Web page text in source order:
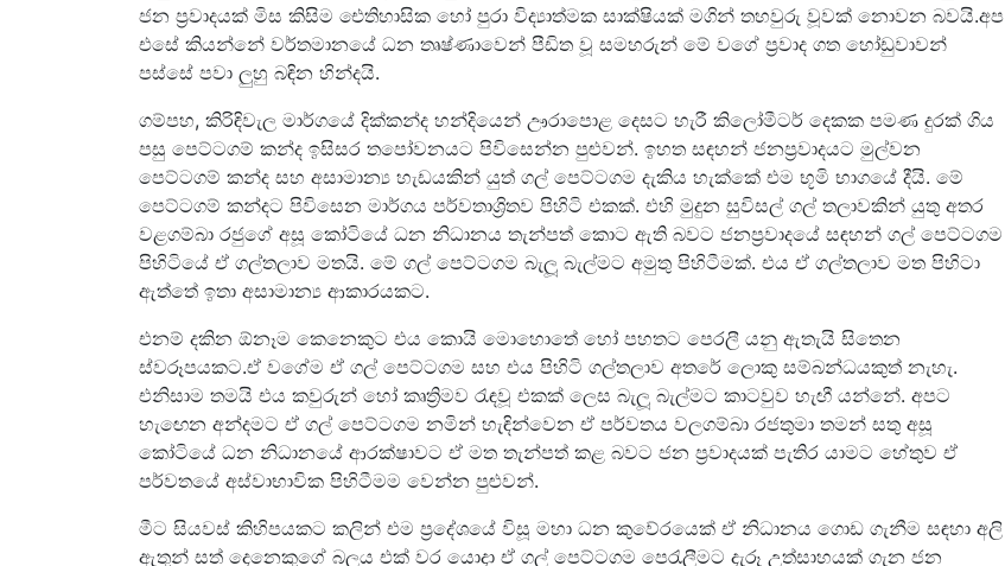
ජන ප්‍රවාදයක් මිස කිසිම ඓතිහාසික හෝ පුරා විද්‍යාත්මක සාක්ෂියක් මගින් තහවුරු වූවක් නොවන බවයි.අප
එසේ කියන්නේ වර්තමානයේ ධන තෘෂ්ණාවෙන් පීඩිත වූ සමහරුන් මේ වගේ ප්‍රවාද ගත හෝඩුවාවන්
පස්සේ පවා ලුහු බඳින හින්දයි.
ගම්පහ, කිරිඳිවැල මාර්ගයේ දික්කන්ද හන්දියෙන් ඌරාපොළ දෙසට හැරී කිලෝමීටර් දෙකක පමණ දුරක් ගිය
පසු පෙට්ටගම් කන්ද ඉසිසර තපෝවනයට පිවිසෙන්න පුළුවන්. ඉහත සඳහන් ජනප්‍රවාදයට මුල්වන
පෙට්ටගම් කන්ද සහ අසාමාන්‍ය හැඩයකින් යුත් ගල් පෙට්ටගම දැකිය හැක්කේ එම භූමි භාගයේ දීයි. මේ
පෙට්ටගම් කන්දට පිවිසෙන මාර්ගය පර්වතාශ්‍රිතව පිහිටි එකක්. එහි මුදුන සුවිසල් ගල් තලාවකින් යුතු අතර
වළගම්බා රජුගේ අසූ කෝටියේ ධන නිධානය තැන්පත් කොට ඇති බවට ජනප්‍රවාදයේ සඳහන් ගල් පෙට්ටගම
පිහිටියේ ඒ ගල්තලාව මතයි. මේ ගල් පෙට්ටගම බැලූ බැල්මට අමුතු පිහිටීමක්. එය ඒ ගල්තලාව මත පිහිටා
ඇත්තේ ඉතා අසාමාන්‍ය ආකාරයකට.
එනම් දකින ඕනෑම කෙනෙකුට එය කොයි මොහොතේ හෝ පහතට පෙරලී යනු ඇතැයි සිතෙන
ස්වරූපයකට.ඒ වගේම ඒ ගල් පෙට්ටගම සහ එය පිහිටි ගල්තලාව අතරේ ලොකු සම්බන්ධයකුත් නැහැ.
එනිසාම තමයි එය කවුරුන් හෝ කෘත්‍රිමව රැඳවූ එකක් ලෙස බැලූ බැල්මට කාටවුව හැඟී යන්නේ. අපට
හැඟෙන අන්දමට ඒ ගල් පෙට්ටගම නමින් හැඳින්වෙන ඒ පර්වතය වලගම්බා රජතුමා තමන් සතු අසූ
කෝටියේ ධන නිධානයේ ආරක්ෂාවට ඒ මත තැන්පත් කළ බවට ජන ප්‍රවාදයක් පැතිර යාමට හේතුව ඒ
පර්වතයේ අස්වාභාවික පිහිටීමම වෙන්න පුළුවන්.
මීට සියවස් කිහිපයකට කලින් එම ප්‍රදේශයේ විසූ මහා ධන කුවේරයෙක් ඒ නිධානය ගොඩ ගැනීම සඳහා අලි
ඇතුන් සත් දෙනෙකුගේ බලය එක් වර යොදා ඒ ගල් පෙට්ටගම පෙරැලීමට දැරූ උත්සාහයක් ගැන ජන